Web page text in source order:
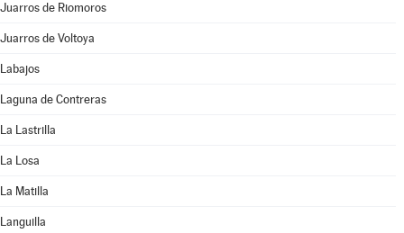
Juarros de Riomoros
Juarros de Voltoya
Labajos
Laguna de Contreras
La Lastrilla
La Losa
La Matilla
Languilla